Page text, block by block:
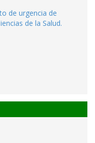
de urgencia de
de la Salud.